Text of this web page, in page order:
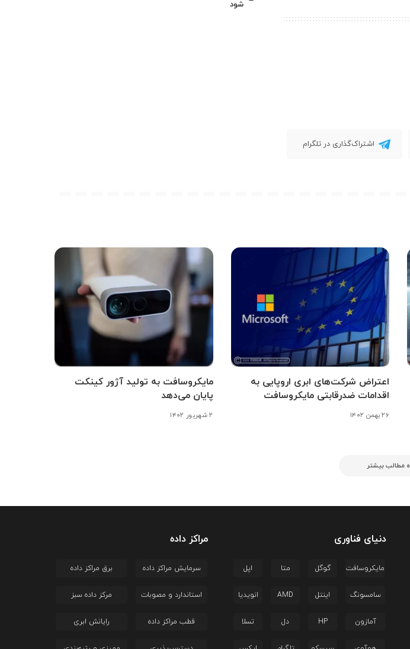
اشتراک‌گذاری در تلگرام
شود
اعتراض شرکت‌های ابری اروپایی به
اقدامات ضدرقابتی مایکروسافت
۲۶ بهمن ۱۴۰۲
مایکروسافت به تولید آژور کینکت
پایان می‌دهد
۲ شهریور ۱۴۰۲
مطالب بیشتر
دنیای فناوری
مایکروسافت گوگل متا اپل
سامسونگ اینتل AMD انویدیا
آمازون HP دل تسلا
مراکز داده
سرمایش مراکز داده برق مراکز داده
استاندارد و مصوبات مرکز داده سبز
قطب مراکز داده رایانش ابری